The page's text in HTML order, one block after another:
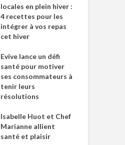
locales en plein hiver :
4 recettes pour les
intégrer à vos repas
cet hiver
Evive lance un défi
santé pour motiver
ses consommateurs à
tenir leurs
résolutions
Isabelle Huot et Chef
Marianne allient
santé et plaisir